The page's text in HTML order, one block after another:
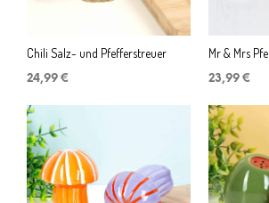
Chili Salz- und Pfefferstreuer
24,99 €
Mr & Mrs
23,99 €